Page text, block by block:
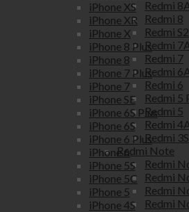
Redmi
Redmi 8
Redmi S2
Redmi
Redmi 7
Redmi
Redmi 6
Redmi 5
Redmi 5
Redmi
Redmi 3S
Redmi Note
Redmi
Redmi
Redmi
Redmi
iPhone XS
iPhone XR
iPhone X
iPhone 8 Plus
iPhone 8
iPhone 7 Plus
iPhone 7
iPhone SE
iPhone 6S Plus
iPhone 6S
iPhone 6 Plus
iPhone 6
iPhone 5S
iPhone 5C
iPhone 5
iPhone 4S